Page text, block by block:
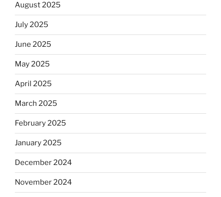
August 2025
July 2025
June 2025
May 2025
April 2025
March 2025
February 2025
January 2025
December 2024
November 2024